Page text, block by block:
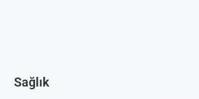
Sağlık